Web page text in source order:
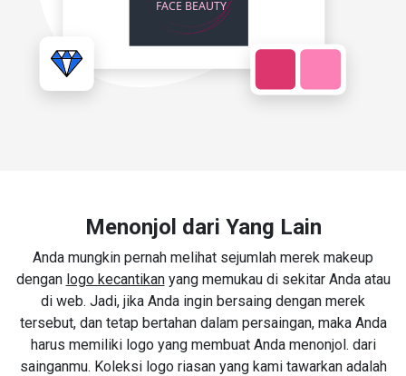
Menonjol dari Yang Lain
Anda mungkin pernah melihat sejumlah merek makeup
dengan logo kecantikanyang memukau di sekitar Anda atau
di web. Jadi, jika Anda ingin bersaing dengan merek
tersebut, dan tetap bertahan dalam persaingan, maka Anda
harus memiliki logo yang membuat Anda menonjol. dari
sainganmu. Koleksi logo riasan yang kami tawarkan adalah